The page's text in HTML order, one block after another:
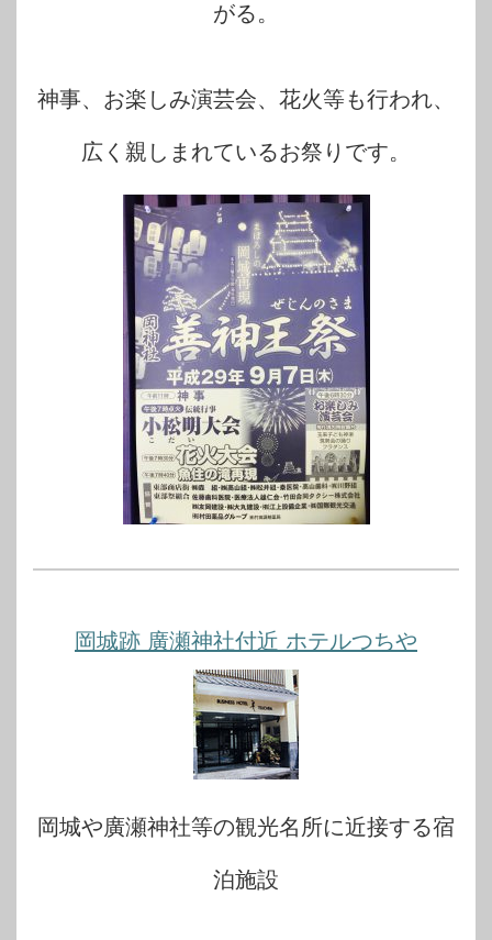
がる。
神事、お楽しみ演芸会、花火等も行われ、
広く親しまれているお祭りです。
岡城跡 廣瀬神社付近 ホテルつちや
岡城や廣瀬神社等の観光名所に近接する宿
泊施設